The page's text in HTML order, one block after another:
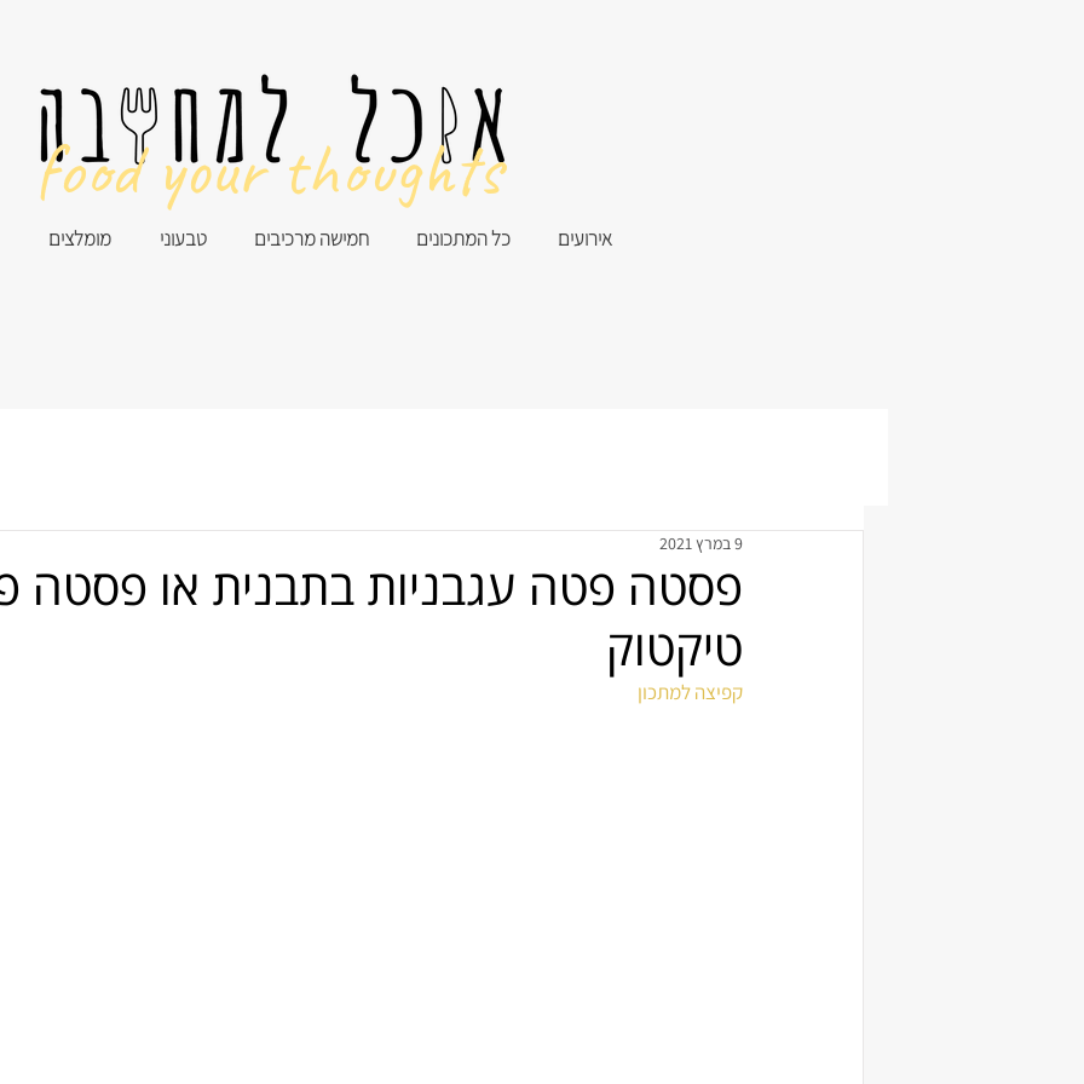
מומלצים טבעוני חמישה מרכיבים כל המתכונים אירועים
food your thoughts
פסטה פטה עגבניות בתבנית או פסטה
טיקטוק
9 במרץ 2021
קפיצה למתכון